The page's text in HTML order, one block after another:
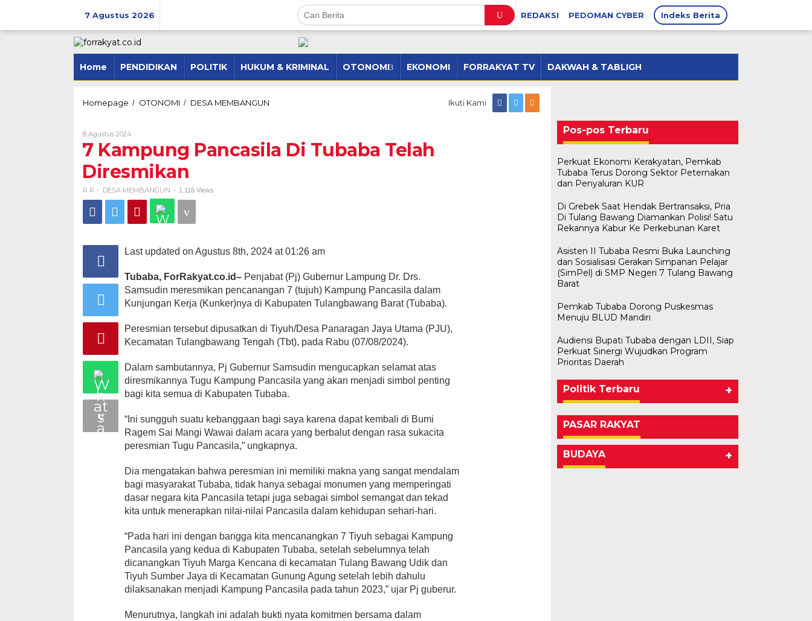
7 Agustus 2026 REDAKSI PEDOMAN CYBER Indeks Berita
Home PENDIDIKAN POLITIK HUKUM & KRIMINAL OTONOMI EKONOMI FORRAKYAT TV DAKWAH & TABLIGH
Homepage / OTONOMI / DESA MEMBANGUN
Tubaba
Telah
Ikuti Kami
8 Agustus 2024Oleh
R
7 Kampung Pancasila Di Tubaba Telah
Diresmikan
R R - DESA MEMBANGUN - 1.116 Views
Last updated on Agustus 8th, 2024 at 01:26 am
Tubaba, ForRakyat.co.id– Penjabat (Pj) Gubernur Lampung Dr. Drs.
Samsudin meresmikan pencanangan 7 (tujuh) Kampung Pancasila dalam
Kunjungan Kerja (Kunker)nya di Kabupaten Tulangbawang Barat (Tubaba).
Peresmian tersebut dipusatkan di Tiyuh/Desa Panaragan Jaya Utama (PJU),
Kecamatan Tulangbawang Tengah (Tbt), pada Rabu (07/08/2024).
Dalam sambutannya, Pj Gubernur Samsudin mengucapkan selamat atas
diresmikannya Tugu Kampung Pancasila yang akan menjadi simbol penting
bagi kita semua di Kabupaten Tubaba.
“Ini sungguh suatu kebanggaan bagi saya karena dapat kembali di Bumi
Ragem Sai Mangi Wawai dalam acara yang berbalut dengan rasa sukacita
peresmian Tugu Pancasila,” ungkapnya.
Dia mengatakan bahwa peresmian ini memiliki makna yang sangat mendalam
bagi masyarakat Tubaba, tidak hanya sebagai monumen yang memperingati
dasar negara kita Pancasila tetapi juga sebagai simbol semangat dan tekad
kita untuk menerapkan nilai-nilai Pancasila dalam kehidupan sehari-hari.
“Pada hari ini dengan bangga kita mencanangkan 7 Tiyuh sebagai Kampung
Pancasila yang kedua di Kabupaten Tubaba, setelah sebelumnya telah
dicanangkan Tiyuh Marga Kencana di kecamatan Tulang Bawang Udik dan
Tiyuh Sumber Jaya di Kecamatan Gunung Agung setelah lebih dahulu
dilaksanakan menjadi Kampung Pancasila pada tahun 2023,” ujar Pj guberur.
Menurutnya, langkah ini adalah bukti nyata komitmen bersama dalam
Pos-pos Terbaru
Perkuat Ekonomi Kerakyatan, Pemkab
Tubaba Terus Dorong Sektor Peternakan
dan Penyaluran KUR
Di Grebek Saat Hendak Bertransaksi, Pria
Di Tulang Bawang Diamankan Polisi! Satu
Rekannya Kabur Ke Perkebunan Karet
Asisten II Tubaba Resmi Buka Launching
dan Sosialisasi Gerakan Simpanan Pelajar
(SimPel) di SMP Negeri 7 Tulang Bawang
Barat
Pemkab Tubaba Dorong Puskesmas
Menuju BLUD Mandiri
Audiensi Bupati Tubaba dengan LDII, Siap
Perkuat Sinergi Wujudkan Program
Prioritas Daerah
Politik Terbaru +
PASAR RAKYAT
BUDAYA +